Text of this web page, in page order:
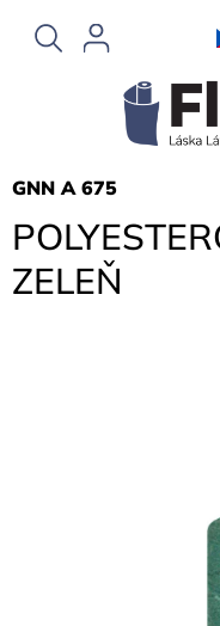
obsah
ZELEŇ
GNN A 675